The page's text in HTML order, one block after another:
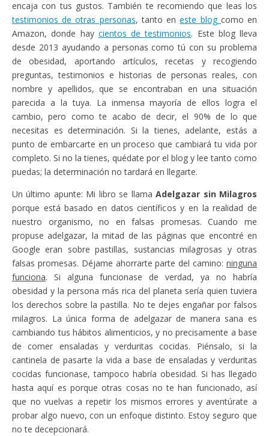
encaja con tus gustos. También te recomiendo que leas los
testimonios de otras personas, tanto eneste blog como en
Amazon, donde hay cientos de testimonios. Este blog lleva
desde 2013 ayudando a personas como tú con su problema
de obesidad, aportando artículos, recetas y recogiendo
preguntas, testimonios e historias de personas reales, con
nombre y apellidos, que se encontraban en una situación
parecida a la tuya. La inmensa mayoría de ellos logra el
cambio, pero como te acabo de decir, el 90% de lo que
necesitas es determinación. Si la tienes, adelante, estás a
punto de embarcarte en un proceso que cambiará tu vida por
completo. Si no la tienes, quédate por el blog y lee tanto como
puedas; la determinación no tardará en llegarte.
Un último apunte: Mi libro se llamaAdelgazar sin Milagros
porque está basado en datos científicos y en la realidad de
nuestro organismo, no en falsas promesas. Cuando me
propuse adelgazar, la mitad de las páginas que encontré en
Google eran sobre pastillas, sustancias milagrosas y otras
falsas promesas. Déjame ahorrarte parte del camino: ninguna
funciona. Si alguna funcionase de verdad, ya no habría
obesidad y la persona más rica del planeta sería quien tuviera
los derechos sobre la pastilla. No te dejes engañar por falsos
milagros. La única forma de adelgazar de manera sana es
cambiando tus hábitos alimenticios, y no precisamente a base
de comer ensaladas y verduritas cocidas. Piénsalo, si la
cantinela de pasarte la vida a base de ensaladas y verduritas
cocidas funcionase, tampoco habría obesidad. Si has llegado
hasta aquí es porque otras cosas no te han funcionado, así
que no vuelvas a repetir los mismos errores y aventúrate a
probar algo nuevo, con un enfoque distinto. Estoy seguro que
no te decepcionará.